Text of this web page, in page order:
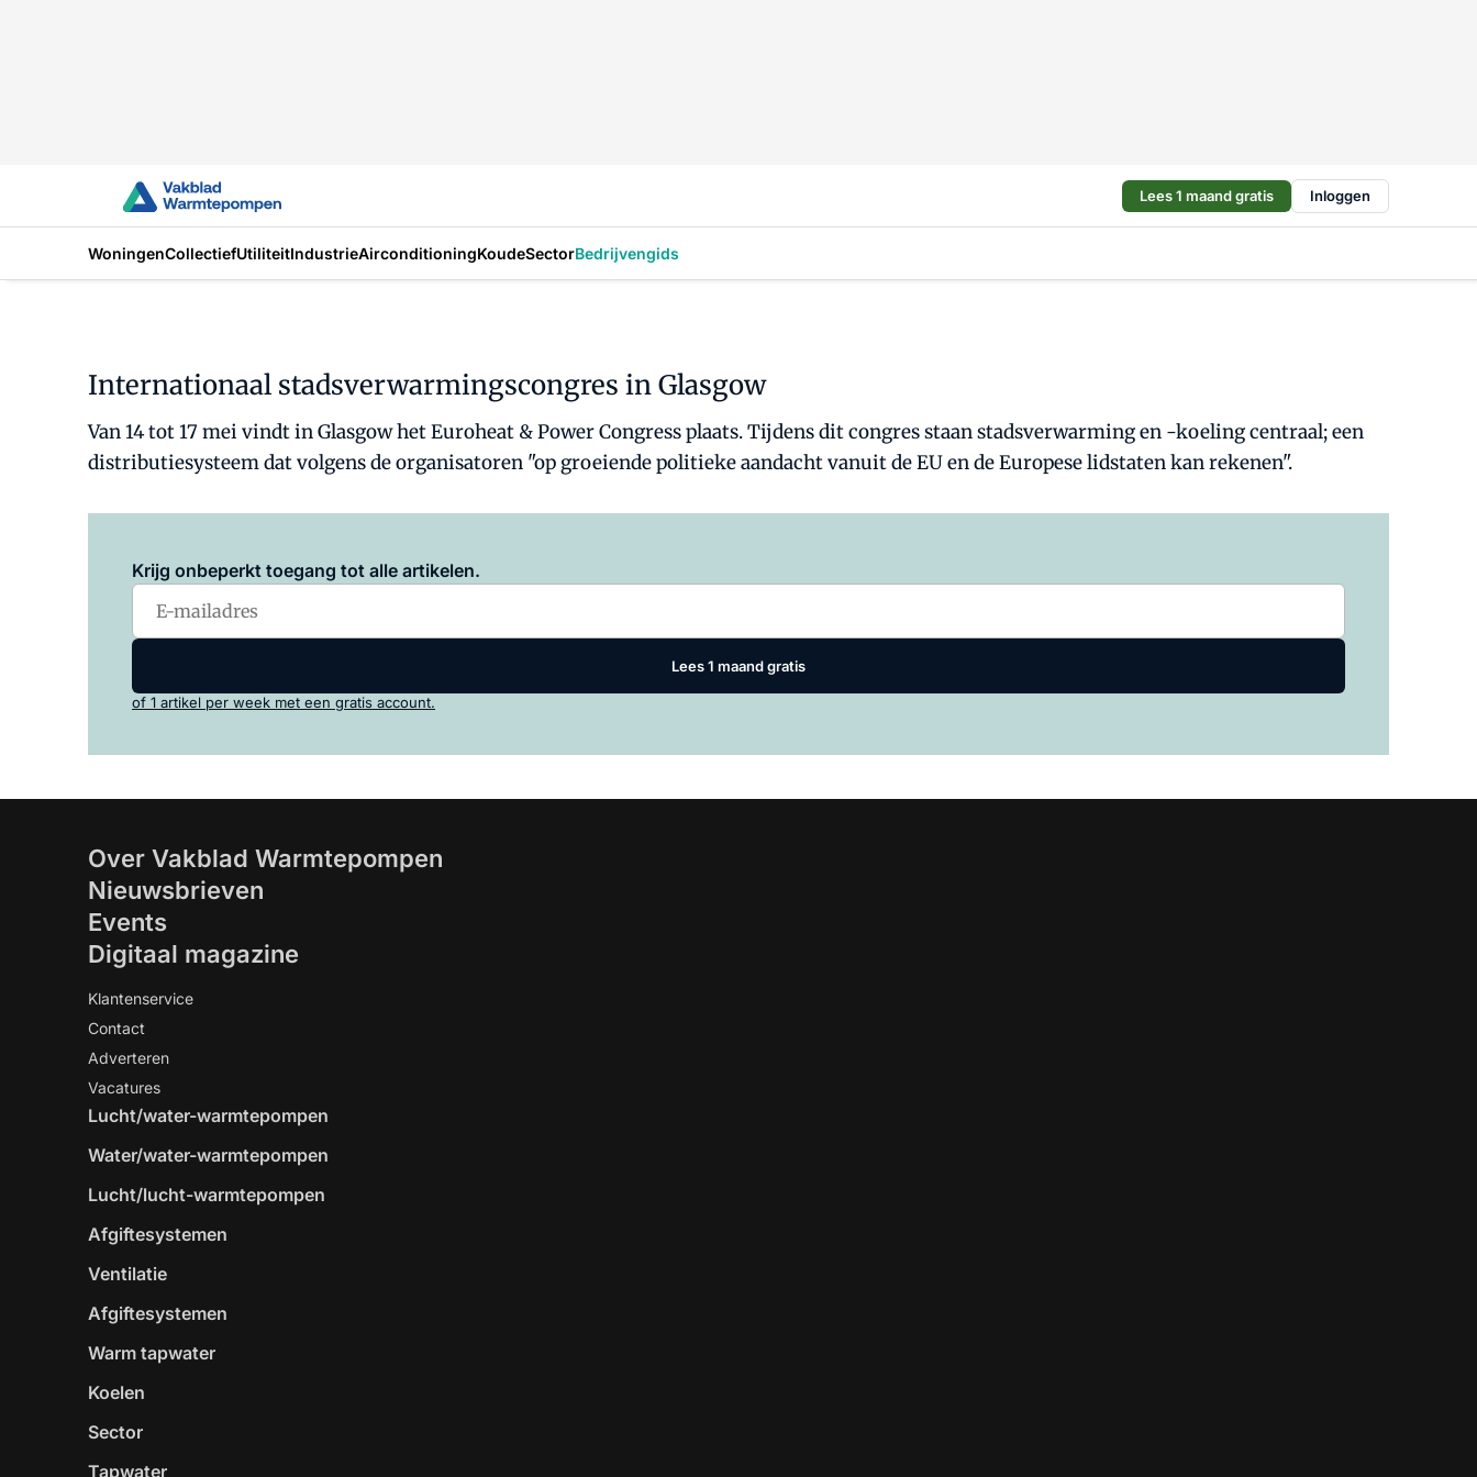
Lees 1 maand gratis Inloggen
WoningenCollectiefUtiliteitIndustrieAirconditioningKoudeSectorBedrijvengids
Internationaal stadsverwarmingscongres in Glasgow
Van 14 tot 17 mei vindt in Glasgow het Euroheat & Power Congress plaats. Tijdens dit congres staan stadsverwarming en -koeling centraal; een
distributiesysteem dat volgens de organisatoren "op groeiende politieke aandacht vanuit de EU en de Europese lidstaten kan rekenen".
Krijg onbeperkt toegang tot alle artikelen.
Lees 1 maand gratis
of 1 artikel per week met een gratis account.
Over Vakblad Warmtepompen
Nieuwsbrieven
Events
Digitaal magazine
Klantenservice
Contact
Adverteren
Vacatures
Lucht/water-warmtepompen
Water/water-warmtepompen
Lucht/lucht-warmtepompen
Afgiftesystemen
Ventilatie
Afgiftesystemen
Warm tapwater
Koelen
Sector
Tapwater